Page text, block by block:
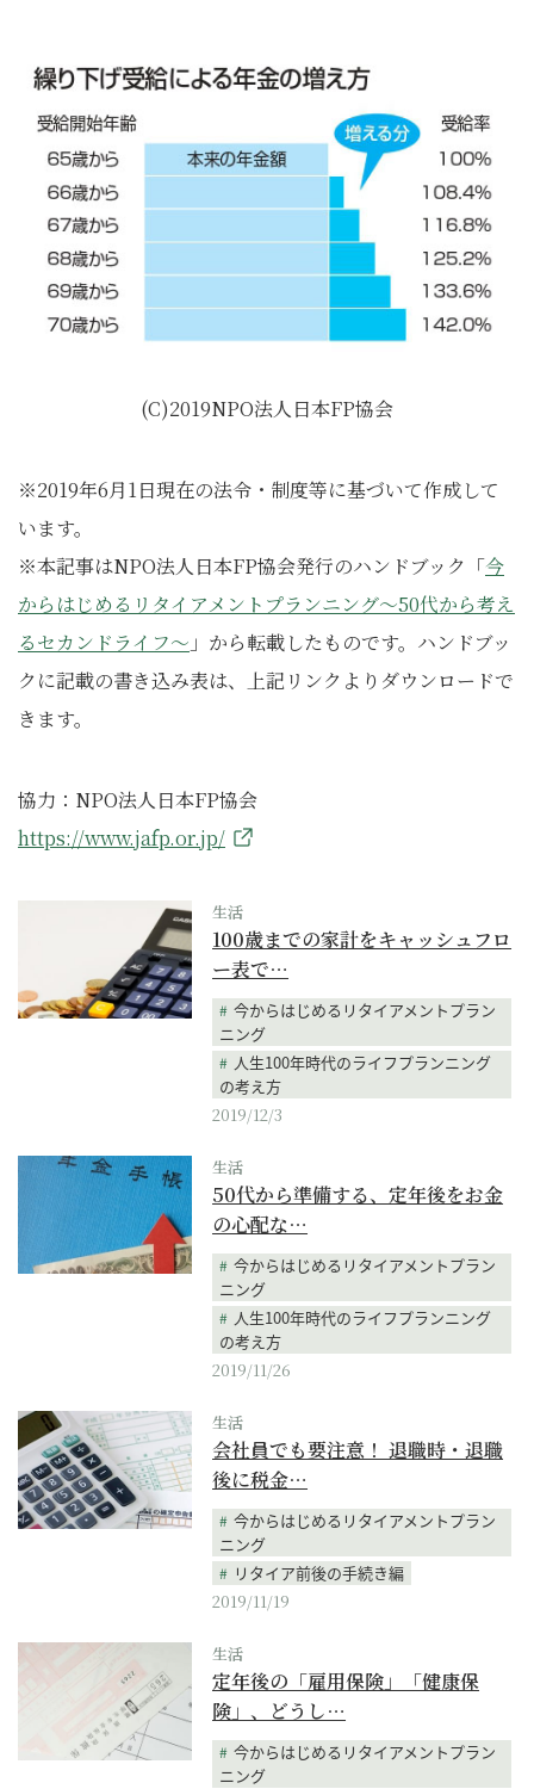
(C)2019NPO法人日本FP協会
※2019年6月1日現在の法令・制度等に基づいて作成して
います。
※本記事はNPO法人日本FP協会発行のハンドブック「今
からはじめるリタイアメントプランニング～50代から考え
るセカンドライフ～ 」から転載したものです。ハンドブッ
クに記載の書き込み表は、上記リンクよりダウンロードで
きます。
協力：NPO法人日本FP協会
https://www.jafp.or.jp/
生活
100歳までの家計をキャッシュフロ
ー表で…
今からはじめるリタイアメントプラン
ニング
人生100年時代のライフプランニング
の考え方
2019/12/3
生活
50代から準備する、定年後をお金
の心配な…
今からはじめるリタイアメントプラン
ニング
人生100年時代のライフプランニング
の考え方
2019/11/26
生活
会社員でも要注意！ 退職時・退職
後に税金…
今からはじめるリタイアメントプラン
ニング
リタイア前後の手続き編
2019/11/19
生活
定年後の「雇用保険」「健康保
険」、どうし…
今からはじめるリタイアメントプラン
ニング